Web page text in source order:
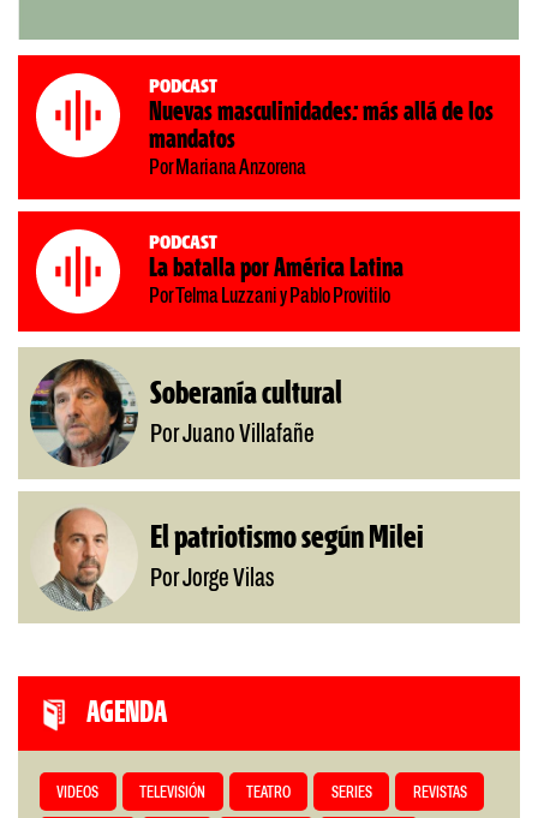
Podcast
Nuevas masculinidades: más allá de los
mandatos
Por Mariana Anzorena
Podcast
La batalla por América Latina
Por Telma Luzzani y Pablo Provitilo
Soberanía cultural
Por Juano Villafañe
El patriotismo según Milei
Por Jorge Vilas
AGENDA
VIDEOS TELEVISIÓN TEATRO SERIES REVISTAS